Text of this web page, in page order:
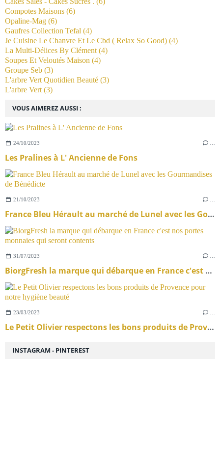
VOUS AIMEREZ AUSSI :
24/10/2023
Les Pralines à L' Ancienne de Fons
21/10/2023
France Bleu Hérault au marché de Lunel avec les Gourmandises de Bénédicte
31/07/2023
BiorgFresh la marque qui débarque en France c'est nos portes monnaies qui seront contents
23/03/2023
Le Petit Olivier respectons les bons produits de Provence pour notre hygiène beauté
Compotes Maisons (6)
Opaline-Mag (6)
Gaufres Collection Tefal (4)
Je Cuisine Le Chanvre Et Le Cbd ( Relax So Good) (4)
La Multi-Délices By Clément (4)
Soupes Et Veloutés Maison (4)
Groupe Seb (3)
L'arbre Vert Quotidien Beauté (3)
L'arbre Vert (3)
INSTAGRAM - PINTEREST